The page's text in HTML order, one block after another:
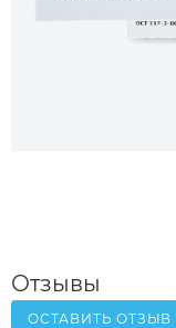
Отзывы
ОСТАВИТЬ ОТЗЫВ